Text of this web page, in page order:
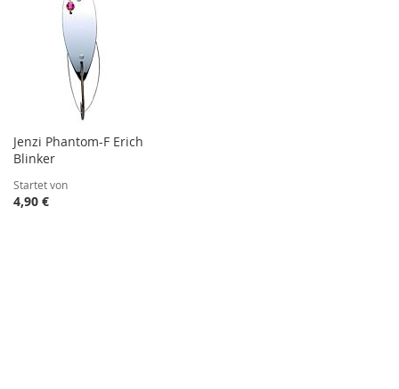
Jenzi Phantom-F Erich
Blinker
Startet von
4,90 €